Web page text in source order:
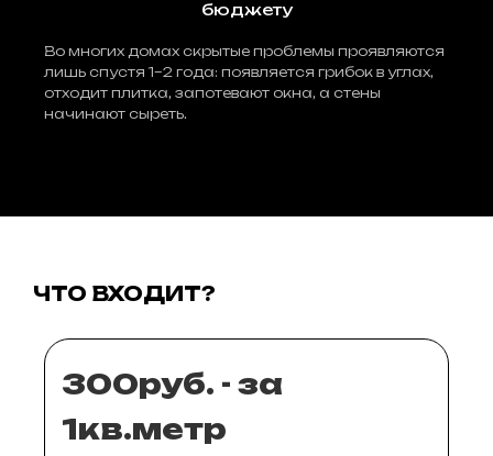
бюджету
Во многих домах скрытые проблемы проявляются
лишь спустя 1–2 года: появляется грибок в углах,
отходит плитка, запотевают окна, а стены
начинают сыреть.
ЧТО ВХОДИТ?
300руб. - за
1кв.метр